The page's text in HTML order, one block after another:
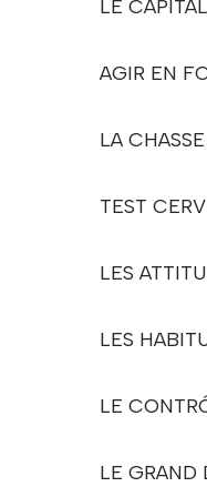
LE
AGIR EN
LA
TEST
LES
LES
LE
LE GRAND